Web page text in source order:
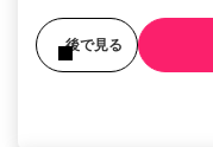
後で見る